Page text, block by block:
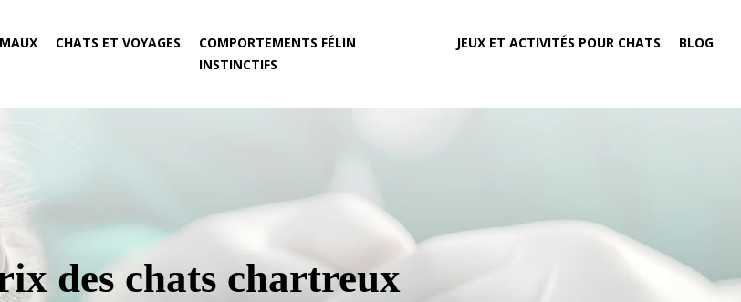
CHATS ET VOYAGES
COMPORTEMENTS FÉLIN
INSTINCTIFS
JEUX ET ACTIVITÉS POUR CHATS BLOG
des chats chartreux